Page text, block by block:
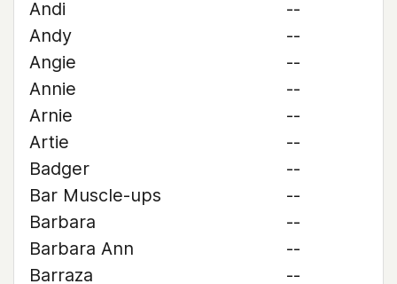
Andi
--
Andy
--
Angie
--
Annie
--
Arnie
--
Artie
--
Badger
--
Bar Muscle-ups
--
Barbara
--
Barbara Ann
--
Barraza
--